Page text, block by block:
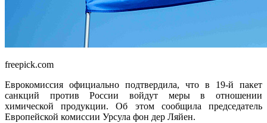
freepick.com
Еврокомиссия официально подтвердила, что в 19-й пакет
санкций против России войдут меры в отношении
химической продукции. Об этом сообщила председатель
Европейской комиссии Урсула фон дер Ляйен.